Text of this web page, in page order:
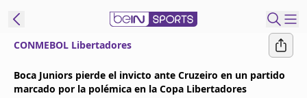
CONMEBOL Libertadores
Boca Juniors pierde el invicto ante Cruzeiro en un partido
marcado por la polémica en la Copa Libertadores